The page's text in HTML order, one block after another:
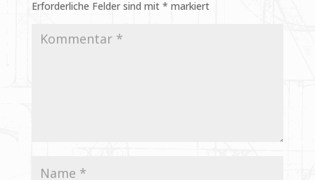
Erforderliche Felder sind mit * markiert